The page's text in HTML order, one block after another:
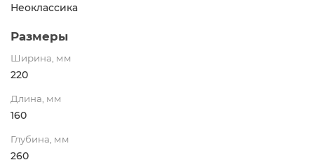
Неоклассика
Размеры
Ширина, мм
220
Длина, мм
160
Глубина, мм
260